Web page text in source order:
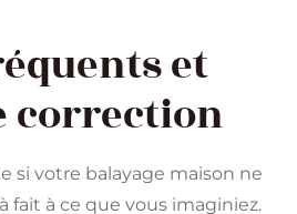
et
correction
si votre balayage maison ne
fait à ce que vous imaginiez.